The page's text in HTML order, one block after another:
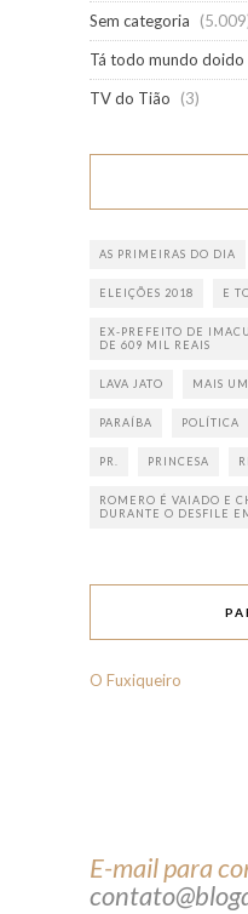
Sem categoria
Tá todo mundo doido
TV do Tião
(3)
AS PRIMEIRAS DO DIA
ELEIÇÕES 2018 E
EX-PREFEITO DE
DE 609 MIL REAIS
LAVA JATO MAIS
PARAÍBA POLÍTICA
PR. PRINCESA
ROMERO É VAIADO E
DURANTE O DESFILE
O Fuxiqueiro
E-mail para